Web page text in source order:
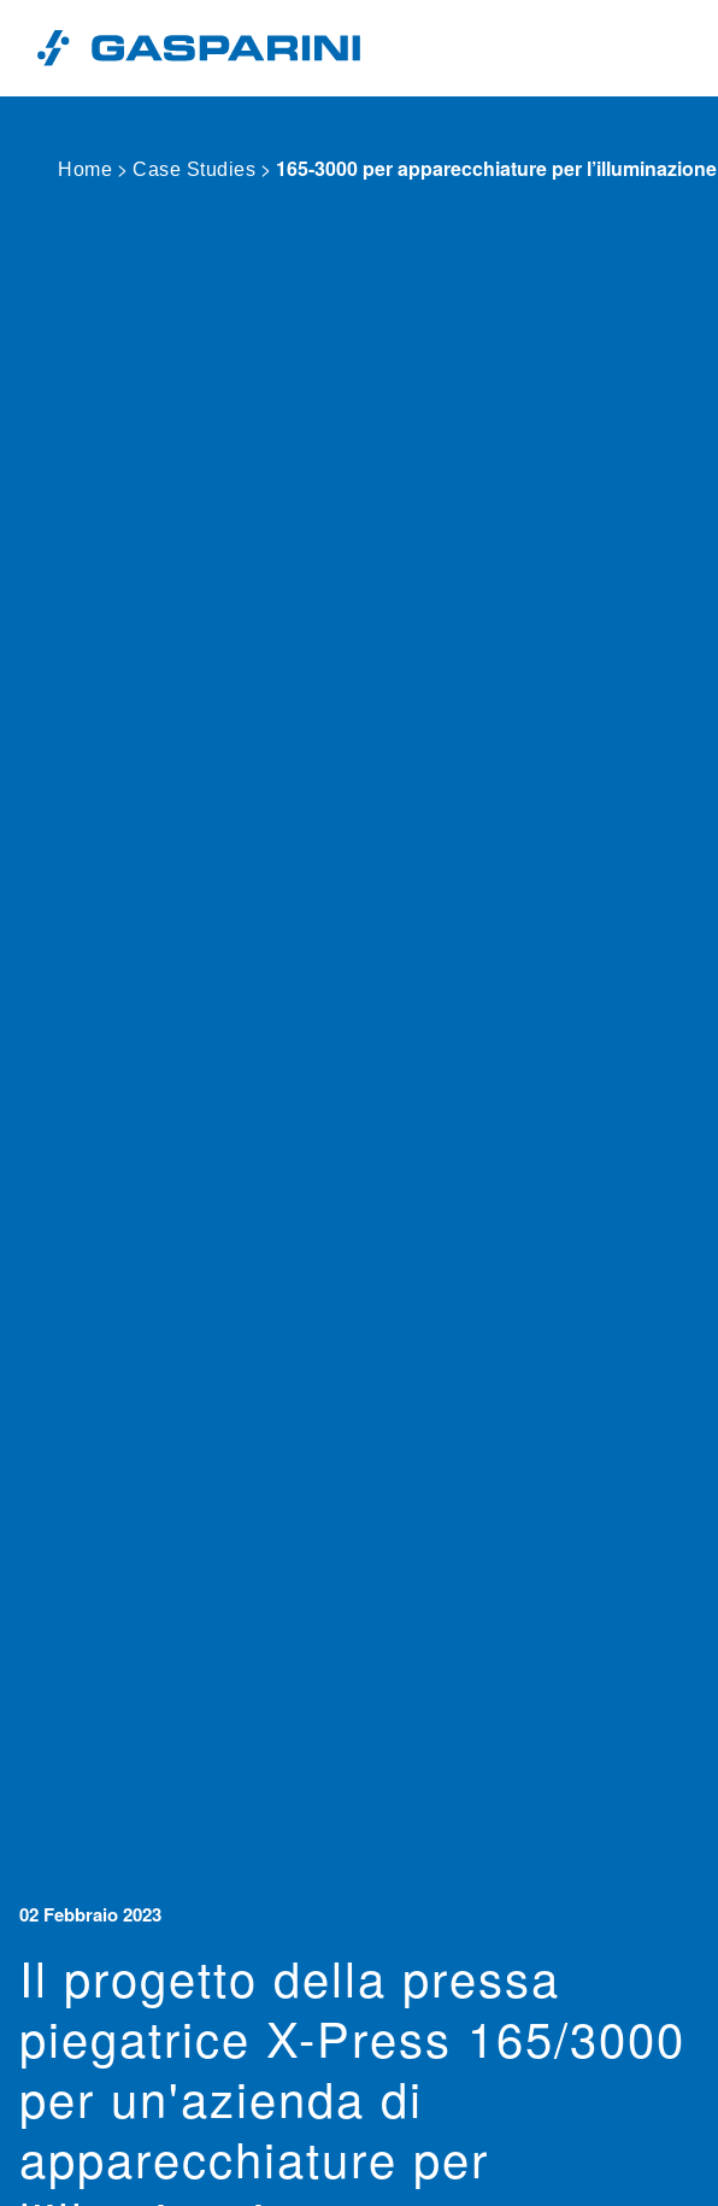
Home > Case Studies > 165-3000 per apparecchiature per l’illuminazione
02 Febbraio 2023
Il progetto della pressa
piegatrice X-Press 165/3000
per un'azienda di
apparecchiature per